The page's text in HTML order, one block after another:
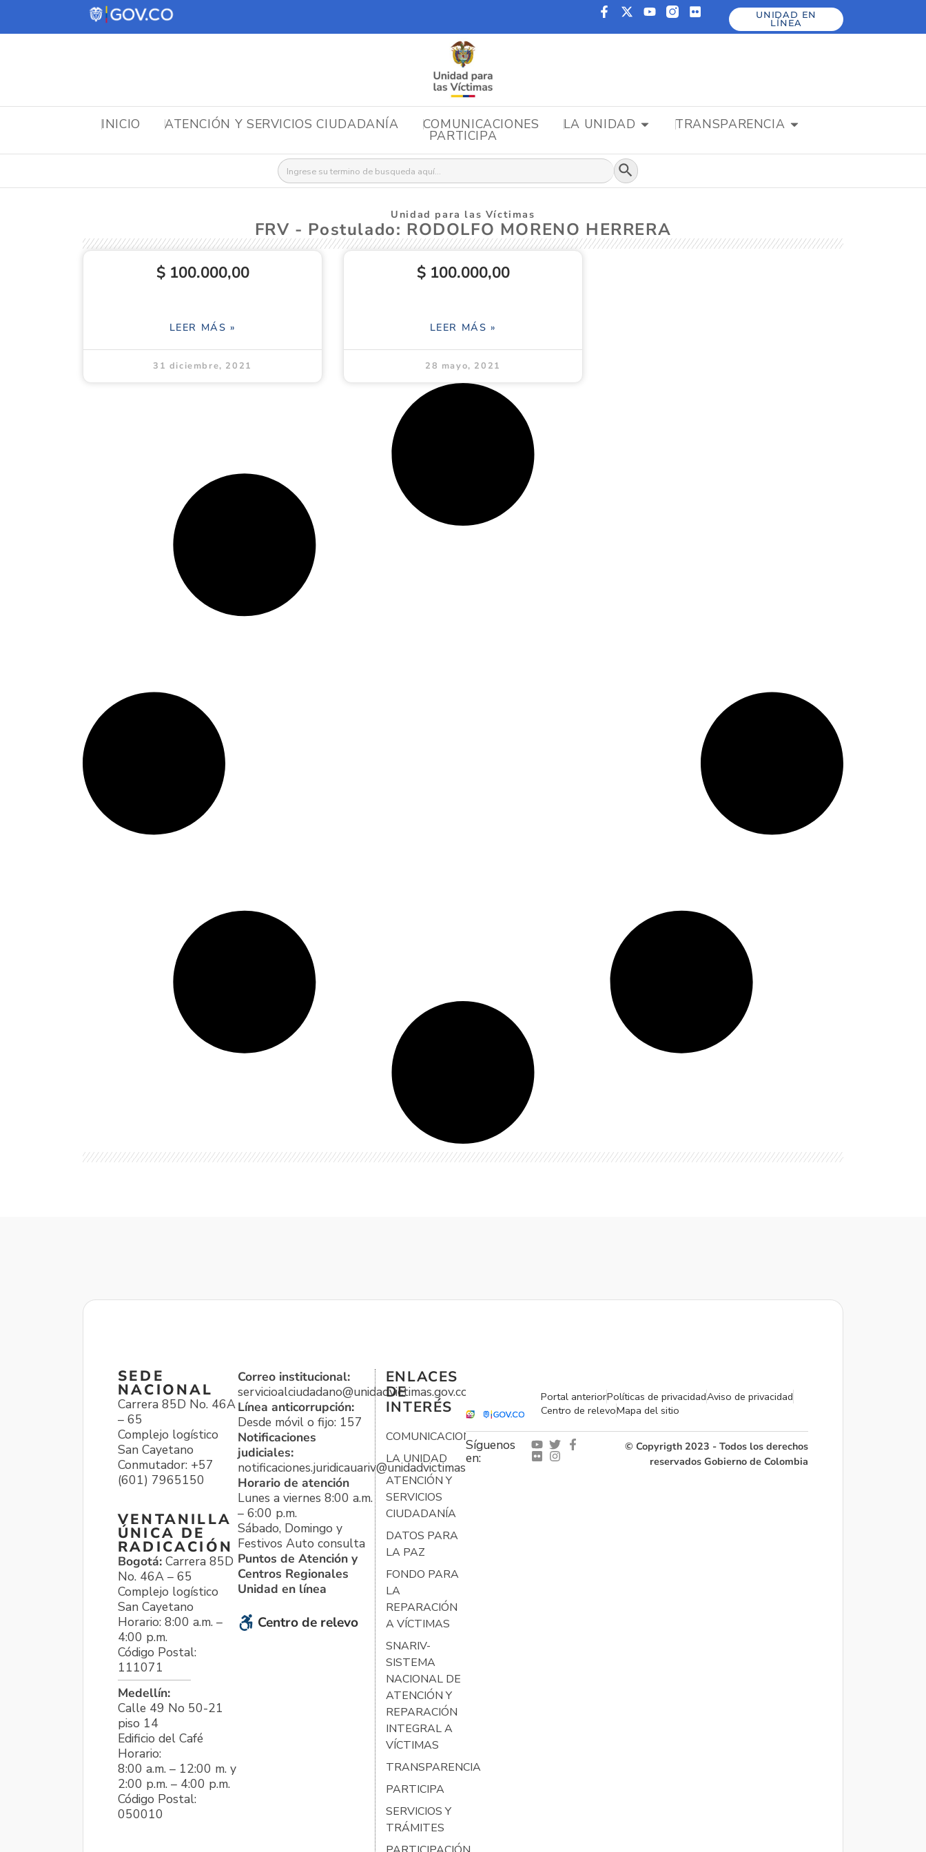
UNIDAD EN
LÍNEA
INICIO ATENCIÓN Y SERVICIOS CIUDADANÍA COMUNICACIONES LA UNIDAD TRANSPARENCIA
PARTICIPA
Buscar: Botón de búsqueda
Unidad para las Víctimas
FRV - Postulado: RODOLFO MORENO HERRERA
$ 100.000,00
LEER MÁS »
31 diciembre, 2021
$ 100.000,00
LEER MÁS »
28 mayo, 2021
SEDE
NACIONAL
Carrera 85D No. 46A
– 65
Complejo logístico
San Cayetano
Conmutador: +57
(601) 7965150
VENTANILLA
ÚNICA DE
RADICACIÓN
Bogotá: Carrera 85D
No. 46A – 65
Complejo logístico
San Cayetano
Horario: 8:00 a.m. –
4:00 p.m.
Código Postal:
111071
Medellín:
Calle 49 No 50-21
piso 14
Edificio del Café
Horario:
8:00 a.m. – 12:00 m. y
2:00 p.m. – 4:00 p.m.
Código Postal:
050010
Correo institucional:
servicioalciudadano@unidadvictimas.gov.co
Línea anticorrupción:
Desde móvil o fijo: 157
Notificaciones
judiciales:
notificaciones.juridicauariv@unidadvictimas.gov.co
Horario de atención
Lunes a viernes 8:00 a.m.
– 6:00 p.m.
Sábado, Domingo y
Festivos Auto consulta
Puntos de Atención y
Centros Regionales
Unidad en línea
Centro de relevo
ENLACES
DE
INTERÉS
COMUNICACIONES
LA UNIDAD
ATENCIÓN Y
SERVICIOS
CIUDADANÍA
DATOS PARA
LA PAZ
FONDO PARA
LA
REPARACIÓN
A VÍCTIMAS
SNARIV-
SISTEMA
NACIONAL DE
ATENCIÓN Y
REPARACIÓN
INTEGRAL A
VÍCTIMAS
TRANSPARENCIA
PARTICIPA
SERVICIOS Y
TRÁMITES
Portal anteriorPolíticas de privacidadAviso de privacidad
Centro de relevoMapa del sitio
Síguenos
en:
© Copyrigth 2023 - Todos los derechos
reservados Gobierno de Colombia